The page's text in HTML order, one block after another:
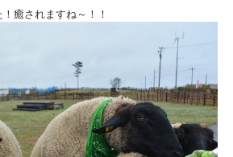
癒されますね～！！